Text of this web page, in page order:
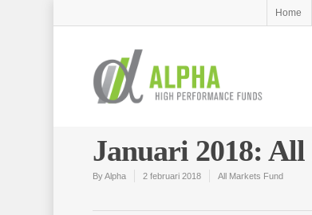
Home
Januari 2018:
ByAlpha 2 februari 2018 All Markets Fund